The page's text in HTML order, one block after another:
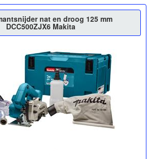
nat en droog 125 mm
DCC500ZJX6 Makita